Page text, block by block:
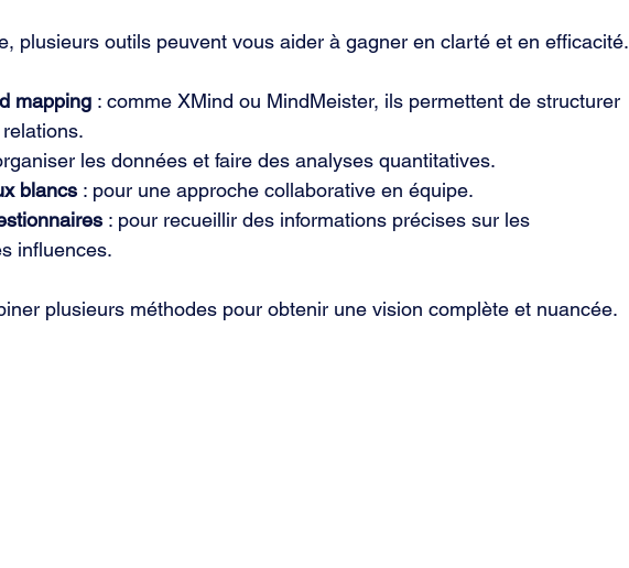
plusieurs outils peuvent vous aider à gagner en clarté et en efficacité.
mapping : comme XMind ou MindMeister, ils permettent de structurer
les données et faire des analyses quantitatives.
blancs : pour une approche collaborative en équipe.
: pour recueillir des informations précises sur les
influences.
plusieurs méthodes pour obtenir une vision complète et nuancée.